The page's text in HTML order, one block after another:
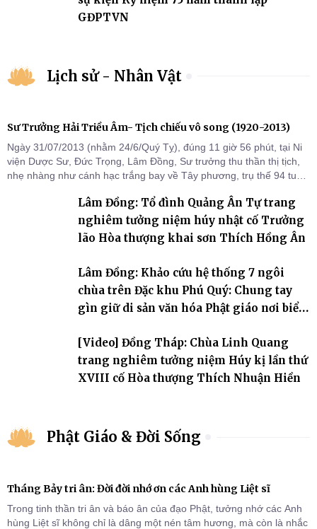
GĐPTVN
Lịch sử - Nhân Vật
Sư Trưởng Hải Triều Âm- Tịch chiếu vô song (1920-2013)
Ngày 31/07/2013 (nhằm 24/6/Quý Tỵ), đúng 11 giờ 56 phút, tại Ni
viện Dược Sư, Đức Trọng, Lâm Đồng, Sư trưởng thu thần thị tịch,
nhẹ nhàng như cánh hạc trắng bay về Tây phương, trụ thế 94 tuổi
Lâm Đồng: Tổ đình Quảng Ân Tự trang
nghiêm tưởng niệm húy nhật cố Trưởng
lão Hòa thượng khai sơn Thích Hồng Ân
Lâm Đồng: Khảo cứu hệ thống 7 ngôi
chùa trên Đặc khu Phú Quý: Chung tay
gìn giữ di sản văn hóa Phật giáo nơi biển
[Video] Đồng Tháp: Chùa Linh Quang
trang nghiêm tưởng niệm Húy kị lần thứ
XVIII cố Hòa thượng Thích Nhuận Hiền
Phật Giáo & Đời Sống
Tháng Bảy tri ân: Đời đời nhớ ơn các Anh hùng Liệt sĩ
Trong tinh thần tri ân và báo ân của đạo Phật, tưởng nhớ các Anh
hùng Liệt sĩ không chỉ là dâng một nén tâm hương, mà còn là nhắc